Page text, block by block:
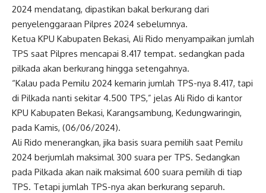
2024 mendatang, dipastikan bakal berkurang dari
penyelenggaraan Pilpres 2024 sebelumnya.
Ketua KPU Kabupaten Bekasi, Ali Rido menyampaikan jumlah
TPS saat Pilpres mencapai 8.417 tempat. sedangkan pada
pilkada akan berkurang hingga setengahnya.
“Kalau pada Pemilu 2024 kemarin jumlah TPS-nya 8.417, tapi
di Pilkada nanti sekitar 4.500 TPS,” jelas Ali Rido di kantor
KPU Kabupaten Bekasi, Karangsambung, Kedungwaringin,
pada Kamis, (06/06/2024).
Ali Rido menerangkan, jika basis suara pemilih saat Pemilu
2024 berjumlah maksimal 300 suara per TPS. Sedangkan
pada Pilkada akan naik maksimal 600 suara pemilih di tiap
TPS. Tetapi jumlah TPS-nya akan berkurang separuh.